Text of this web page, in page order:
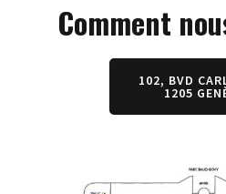
Comment
102, BVD
1205